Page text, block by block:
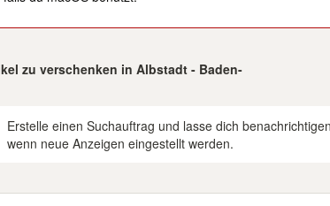
zu verschenken in Albstadt - Baden-
Erstelle einen Suchauftrag und lasse dich
wenn neue Anzeigen eingestellt werden.